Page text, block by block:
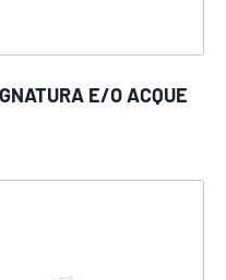
E/O ACQUE